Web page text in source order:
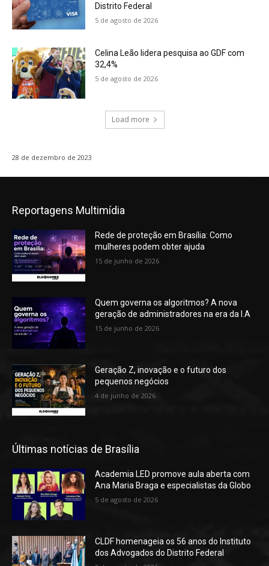
Distrito Federal
5 de agosto de 2026
Celina Leão lidera pesquisa ao GDF com
32,4%
5 de agosto de 2026
Load more
28 de dezembro de 2023
Reportagens Multimídia
Rede de proteção em Brasília: Como
mulheres podem obter ajuda
15 de junho de 2026
Quem governa os algoritmos? A nova
geração de administradores na era da I.A
15 de junho de 2026
Geração Z, inovação e o futuro dos
pequenos negócios
4 de junho de 2026
Últimas notícias de Brasília
Academia LED promove aula aberta com
Ana Maria Braga e especialistas da Globo
5 de agosto de 2026
CLDF homenageia os 56 anos do Instituto
dos Advogados do Distrito Federal